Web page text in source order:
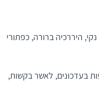
היררכיה ברורה, כפתורי
בעדכונים, לאשר בקשות,